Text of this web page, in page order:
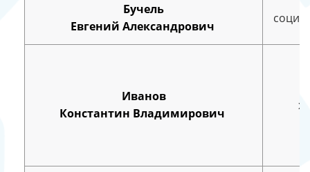
Бучель
Евгений Александрович
Иванов
Константин Владимирович